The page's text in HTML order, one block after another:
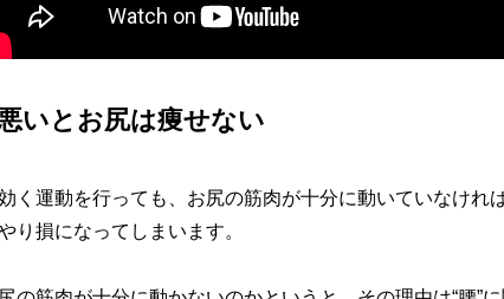
いとお尻は痩せない
く運動を行っても、お尻の筋肉が十分に動いていなけれ
り損になってしまいます。